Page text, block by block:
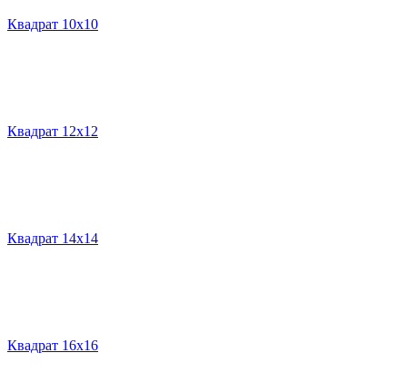
Квадрат 10х10
Квадрат 12х12
Квадрат 14х14
Квадрат 16х16